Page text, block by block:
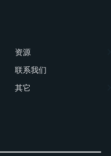
资源
联系我们
其它